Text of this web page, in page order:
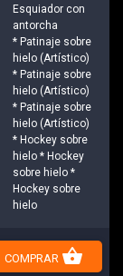
Esquiador con
antorcha
* Patinaje sobre
hielo (Artístico)
* Patinaje sobre
hielo (Artístico)
* Patinaje sobre
hielo (Artístico)
* Hockey sobre
hielo * Hockey
sobre hielo *
Hockey sobre
hielo
COMPRAR shopping_basket